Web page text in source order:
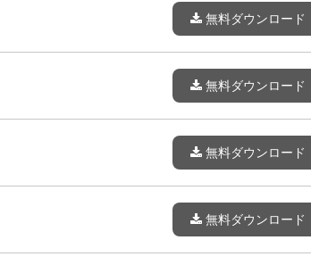
無料ダウンロード
無料ダウンロード
無料ダウンロード
無料ダウンロード